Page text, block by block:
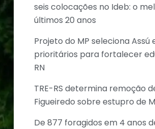
seis colocações no Ideb: o
últimos 20 anos
Projeto do MP seleciona
prioritários para fortalecer
RN
TRE-RS determina remoção
Figueiredo sobre estupro de
De 877 foragidos em 4 anos